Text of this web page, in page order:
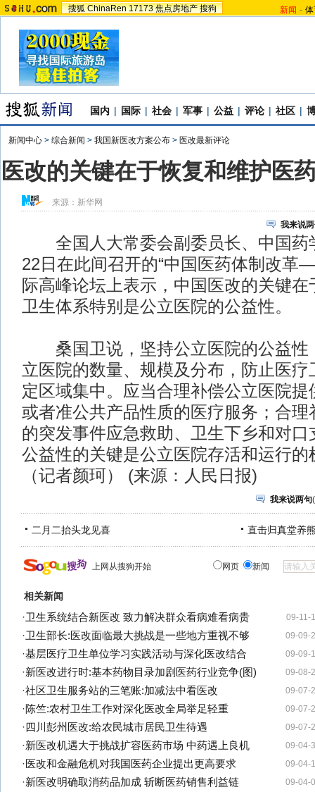
搜狐 ChinaRen 17173 焦点房地产 搜狗 新闻 -
国内 | 国际 | 社会 | 军事 | 公益 | 评论 | 社区 |
新闻中心 > 综合新闻 > 我国新医改方案公布 > 医改最新评论
医改的关键在于恢复和维护医
来源： 新华网
我来说
全国人大常委会副委员长、中国药
22日在此间召开的“中国医药体制改革
际高峰论坛上表示，中国医改的关键
卫生体系特别是公立医院的公益性。
桑国卫说，坚持公立医院的公益性
立医院的数量、规模及分布，防止医疗
定区域集中。应当合理补偿公立医院
或者准公共产品性质的医疗服务；合理
的突发事件应急救助、卫生下乡和对口
公益性的关键是公立医院存活和运行的
（记者颜珂） (来源：人民日报)
我来说两句(
二月二抬头龙见喜 直击归真堂养
上网从搜狗开始 网页 新闻
相关新闻
09-11-
·卫生系统结合新医改 致力解决群众看病难看病贵
09-09-
·卫生部长:医改面临最大挑战是一些地方重视不够
09-09-
·基层医疗卫生单位学习实践活动与深化医改结合
09-08-
·新医改进行时:基本药物目录加剧医药行业竞争(图)
09-07-
·社区卫生服务站的三笔账:加减法中看医改
09-07-
·陈竺:农村卫生工作对深化医改全局举足轻重
09-07-
· 四川彭州医改:给农民城市居民卫生待遇
09-04-
·新医改机遇大于挑战扩容医药市场 中药遇上良机
09-04-
· 医改和金融危机对我国医药企业提出更高要求
09-04-
·新医改明确取消药品加成 斩断医药销售利益链